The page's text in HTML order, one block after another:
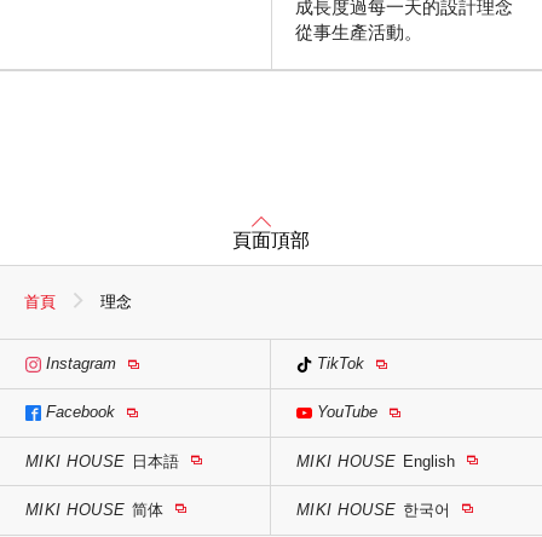
成長度過每一天的設計理念
從事生產活動。
頁面頂部
首頁 理念
Instagram TikTok
Facebook YouTube
MIKI HOUSE 日本語 MIKI HOUSE English
MIKI HOUSE 简体 MIKI HOUSE 한국어